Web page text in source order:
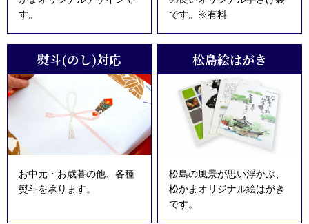
す。
です。※有料
熨斗(のし)対応
お中元・お歳暮の他、各種
熨斗を承ります。
松島絵はがき
松島の風景が思い浮かぶ、
松かまオリジナル絵はがき
です。